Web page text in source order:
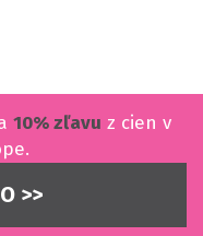
10% zľavu z cien v
>>